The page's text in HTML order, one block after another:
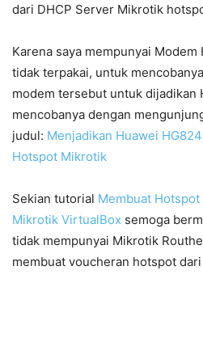
dari DHCP Server Mikrotik
Karena saya mempunyai
tidak terpakai, untuk
modem tersebut untuk dijadikan
mencobanya dengan
judul: Menjadikan Huawei
Hotspot Mikrotik
Sekian tutorial Membuat
Mikrotik VirtualBox semoga
tidak mempunyai Mikrotik
membuat voucheran hotspot